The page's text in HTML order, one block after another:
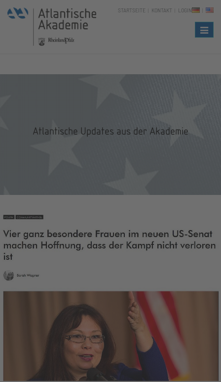
STARTSEITE KONTAKT LOGIN
Atlantische Updates aus der Akademie